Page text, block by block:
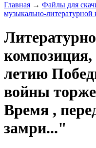
Главная → Файлы для
музыкально-
летию
войны
Время ,
замри..."